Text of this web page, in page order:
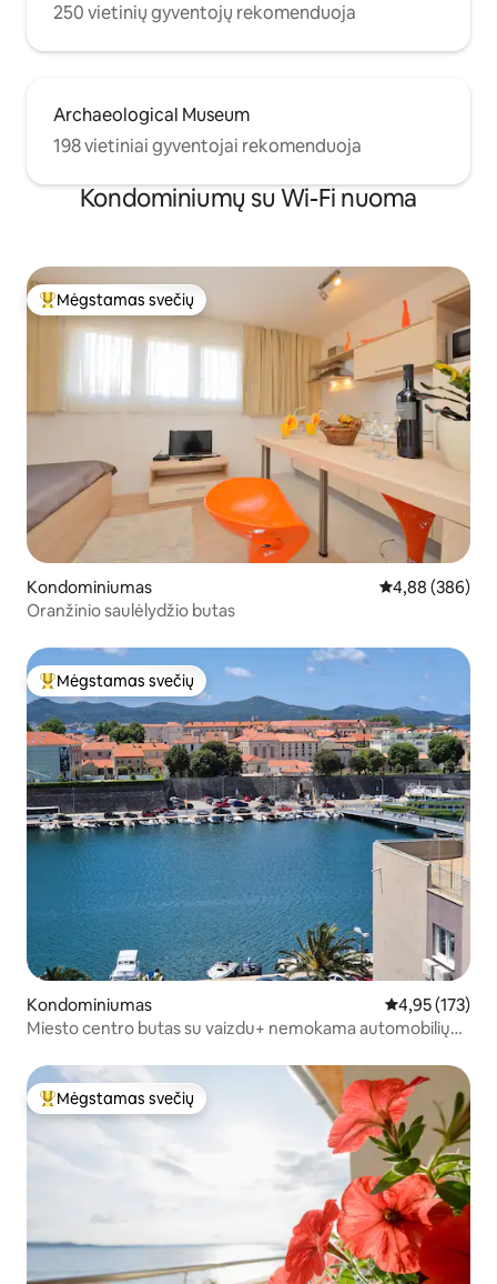
250 vietinių gyventojų rekomenduoja
Archaeological Museum
198 vietiniai gyventojai rekomenduoja
Kondominiumų su Wi-Fi nuoma
Svečių mėgstamiausias
Mėgstamas svečių
Kondominiumas Vidutinis
4,88 (386)
Oranžinio saulėlydžio butas
Svečių mėgstamiausias
Mėgstamas svečių
Kondominiumas Vidutinis
4,95 (173)
Miesto centro butas su vaizdu+ nemokama automobilių
Svečių mėgstamiausias
Mėgstamas svečių